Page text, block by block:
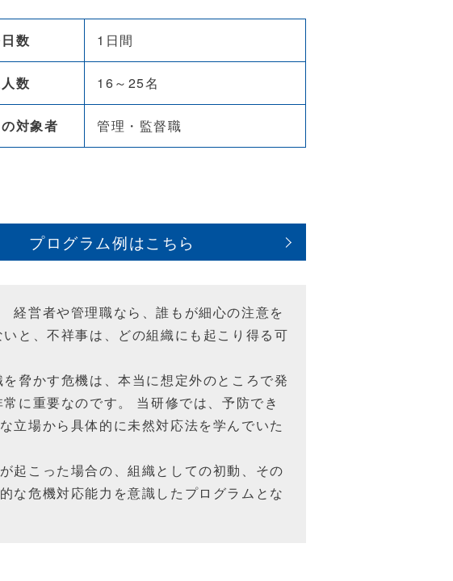
数 1日間
数 16～25名
対象者 管理・監督職
プログラム例はこちら
営者や管理職なら、誰もが細心の注意を
と、不祥事は、どの組織にも起こり得る可
脅かす危機は、本当に想定外のところで発
に重要なのです。 当研修では、予防でき
立場から具体的に未然対応法を学んでいた
起こった場合の、組織としての初動、その
な危機対応能力を意識したプログラムとな